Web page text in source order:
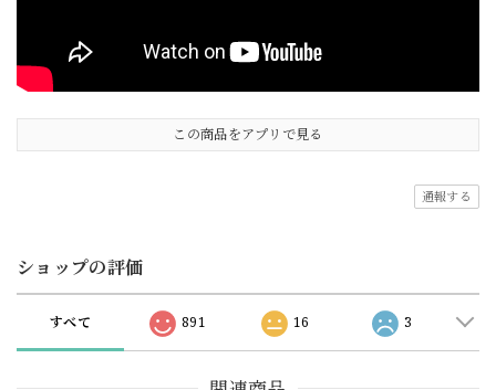
この商品をアプリで見る
通報する
ショップの評価
すべて 891 16 3